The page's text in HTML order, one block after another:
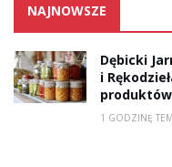
NAJNOWSZE
Dębicki
i
produktów
1 GODZINĘ